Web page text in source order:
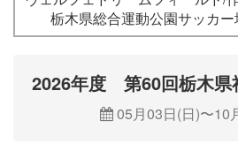
栃木県総合運動公園サッカ
2026年度 第60回栃木県
05月03日(日)〜10